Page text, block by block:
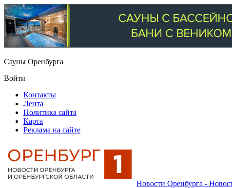
Сауны Оренбурга
Войти
Контакты
Лента
Политика сайта
Карта
Реклама на сайте
Новости Оренбурга -